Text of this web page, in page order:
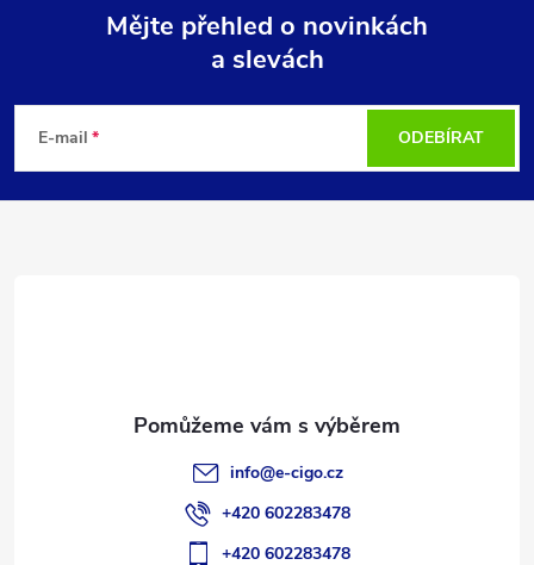
p
Mějte přehled o novinkách
a slevách
E-mail ODEBÍRAT
info@e-cigo.cz
+420 602283478
+420 602283478